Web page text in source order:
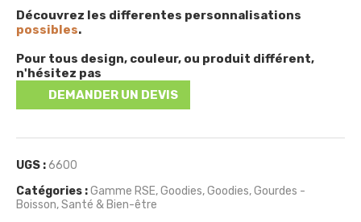
Découvrez les differentes personnalisations
possibles.
Pour tous design, couleur, ou produit différent,
n'hésitez pas
DEMANDER UN DEVIS
UGS :6600
Catégories :Gamme RSE,Goodies,Goodies,Gourdes -
Boisson,Santé & Bien-être